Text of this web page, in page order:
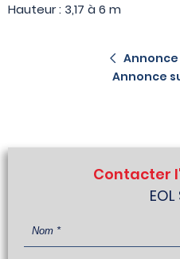
Hauteur : 3,17 à 6 m
Annonce
Contacter
EOL